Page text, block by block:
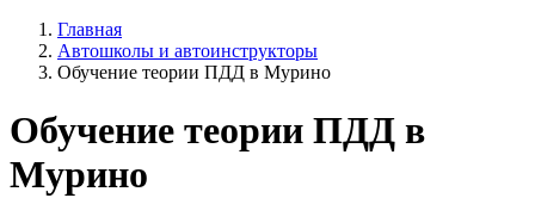
Главная
Автошколы и автоинструкторы
Обучение теории ПДД в Мурино
Обучение теории ПДД в
Мурино